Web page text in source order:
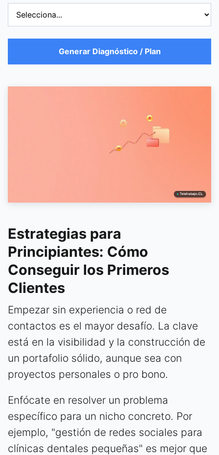
Generar Diagnóstico / Plan
Estrategias para
Principiantes: Cómo
Conseguir los Primeros
Clientes
Empezar sin experiencia o red de
contactos es el mayor desafío. La clave
está en la visibilidad y la construcción de
un portafolio sólido, aunque sea con
proyectos personales o pro bono.
Enfócate en resolver un problema
específico para un nicho concreto. Por
ejemplo, "gestión de redes sociales para
clínicas dentales pequeñas" es mejor que